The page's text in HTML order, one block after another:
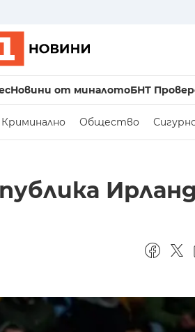
Новини от миналотоБНТ
Криминално Общество